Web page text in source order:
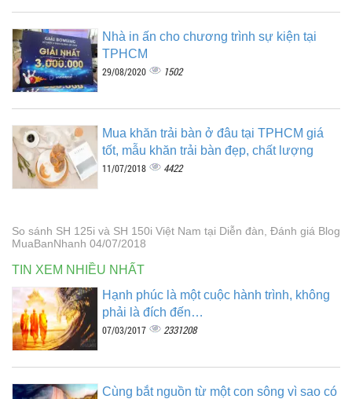
Nhà in ấn cho chương trình sự kiện tại
TPHCM
29/08/2020 1502
Mua khăn trải bàn ở đâu tại TPHCM giá
tốt, mẫu khăn trải bàn đẹp, chất lượng
11/07/2018 4422
So sánh SH 125i và SH 150i Việt Nam tại Diễn đàn, Đánh giá Blog
MuaBanNhanh 04/07/2018
TIN XEM NHIỀU NHẤT
Hạnh phúc là một cuộc hành trình, không
phải là đích đến…
07/03/2017 2331208
Cùng bắt nguồn từ một con sông vì sao có